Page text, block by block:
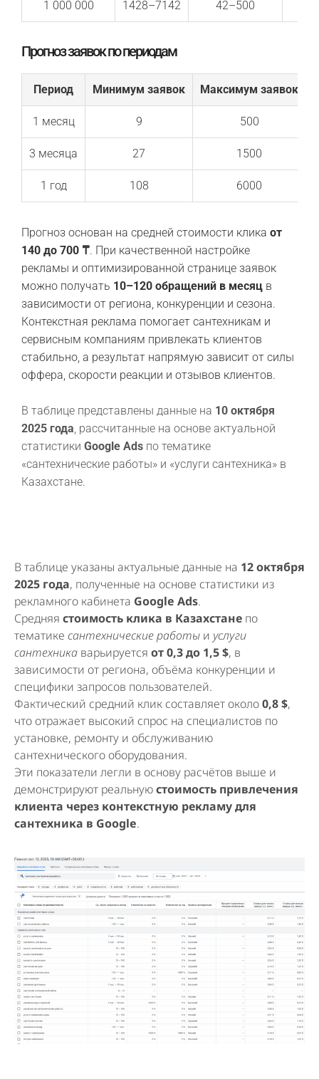
1 000 000 1428–7142 42–500
Прогноз заявок по периодам
Период Минимум заявок Максимум заявок
1 месяц 9 500
3 месяца 27 1500
1 год 108 6000
Прогноз основан на средней стоимости клика от
140 до 700 ₸. При качественной настройке
рекламы и оптимизированной странице заявок
можно получать 10–120 обращений в месяц в
зависимости от региона, конкуренции и сезона.
Контекстная реклама помогает сантехникам и
сервисным компаниям привлекать клиентов
стабильно, а результат напрямую зависит от силы
оффера, скорости реакции и отзывов клиентов.
В таблице представлены данные на 10 октября
2025 года, рассчитанные на основе актуальной
статистики Google Ads по тематике
«сантехнические работы» и «услуги сантехника» в
Казахстане.
В таблице указаны актуальные данные на 12 октября
2025 года, полученные на основе статистики из
рекламного кабинета Google Ads.
Средняя стоимость клика в Казахстане по
тематике сантехнические работы и услуги
сантехника варьируется от 0,3 до 1,5 $, в
зависимости от региона, объёма конкуренции и
специфики запросов пользователей.
Фактический средний клик составляет около0,8 $,
что отражает высокий спрос на специалистов по
установке, ремонту и обслуживанию
сантехнического оборудования.
Эти показатели легли в основу расчётов выше и
демонстрируют реальнуюстоимость привлечения
клиента через контекстную рекламу для
сантехника в Google.